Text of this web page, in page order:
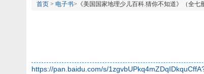
首页 > 电子书>《美国国家地理少儿百科.猜你不知道》（全七
https://pan.baidu.com/s/